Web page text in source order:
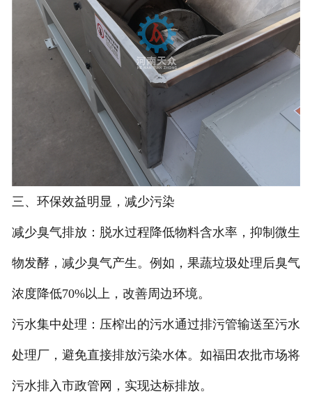
三、环保效益明显，减少污染
减少臭气排放：脱水过程降低物料含水率，抑制微生
物发酵，减少臭气产生。例如，果蔬垃圾处理后臭气
浓度降低70%以上，改善周边环境。
污水集中处理：压榨出的污水通过排污管输送至污水
处理厂，避免直接排放污染水体。如福田农批市场将
污水排入市政管网，实现达标排放。